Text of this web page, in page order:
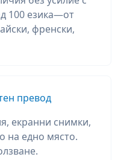
100 езика—от
френски,
превод
екранни снимки,
на едно място.